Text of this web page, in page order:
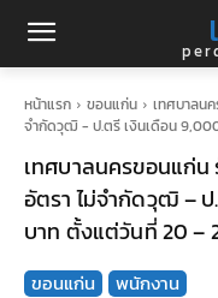
หน้าแรก ขอนแก่น
เทศบาลน
จำกัดวุฒิ - ป.ตรี เงินเดือน
เทศบาลนครขอนแก่น
อัตรา ไม่จำกัดวุฒิ –
บาท ตั้งแต่วันที่ 20 –
ขอนแก่น พนักงาน